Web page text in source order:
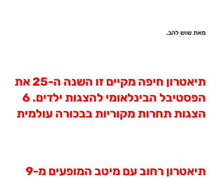
מאת שוש להב.
תיאטרון חיפה מקיים זו השנה ה-25 את
הפסטיבל הבינלאומי להצגות ילדים. 6
הצגות תחרות מקוריות בבכורה עולמית
תיאטרון רחוב עם מיטב המופעים מ-9